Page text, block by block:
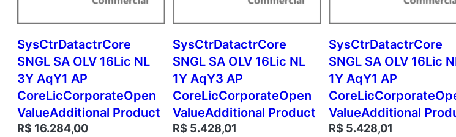
N
L
1
Y
A
q
Y
3
SysCtrDatactrCore
SNGL SA OLV 16Lic NL
3Y AqY1 AP
CoreLicCorporateOpen
ValueAdditional Product
R$ 16.284,00
SysCtrDatactrCore
SNGL SA OLV 16Lic NL
1Y AqY3 AP
CoreLicCorporateOpen
ValueAdditional Product
R$ 5.428,01
SysCtrDatactrCore
SNGL SA OLV 16Lic
1Y AqY1 AP
ValueAdditional
R$ 5.428,01